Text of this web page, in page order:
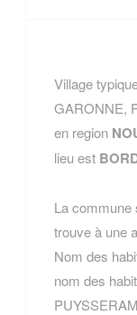
Village
GARONNE,
en region
lieu est
La commune
trouve à une
Nom des
nom des